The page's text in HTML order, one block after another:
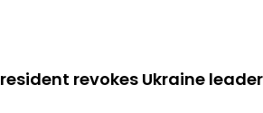
revokes Ukraine